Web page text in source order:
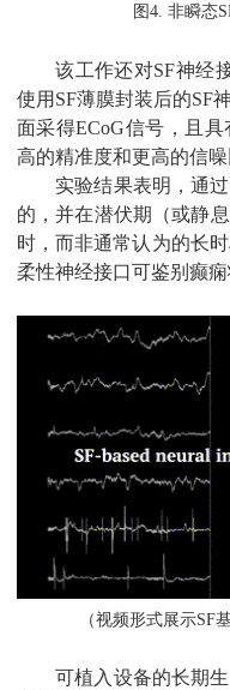
图4. 非瞬态
该工作还对SF神经
使用 SF薄膜封装后的SF
面采得ECoG信号，且具
高的精准度和更高的信噪
实验结果表明，通
的，并在潜伏期（或静
时，而非通常认为的长
柔性神经接口可鉴别癫
（视频形式展示SF
可植入设备的长期